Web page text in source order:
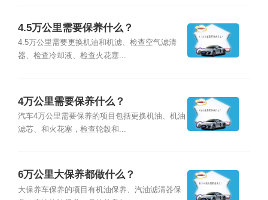
4.5万公里需要保养什么？
4.5万公里需要更换机油和机滤、检查空气滤清
器、检查冷却液、检查火花塞...
4万公里需要保养什么？
汽车4万公里需要保养的项目包括更换机油、机油
滤芯、和火花塞，检查轮毂和...
6万公里大保养都做什么？
大保养车保养的项目有机油保养、汽油滤清器保